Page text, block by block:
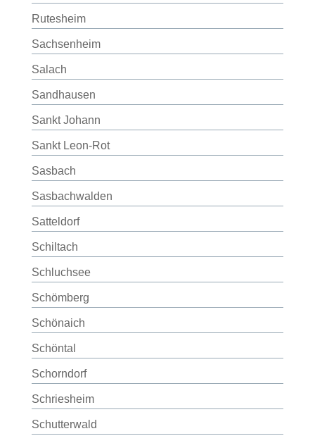
Rutesheim
Sachsenheim
Salach
Sandhausen
Sankt Johann
Sankt Leon-Rot
Sasbach
Sasbachwalden
Satteldorf
Schiltach
Schluchsee
Schömberg
Schönaich
Schöntal
Schorndorf
Schriesheim
Schutterwald